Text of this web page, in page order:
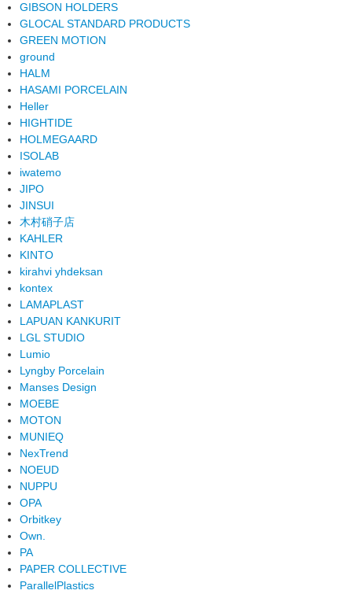
GIBSON HOLDERS
GLOCAL STANDARD PRODUCTS
GREEN MOTION
ground
HALM
HASAMI PORCELAIN
Heller
HIGHTIDE
HOLMEGAARD
ISOLAB
iwatemo
JIPO
JINSUI
木村硝子店
KAHLER
KINTO
kirahvi yhdeksan
kontex
LAMAPLAST
LAPUAN KANKURIT
LGL STUDIO
Lumio
Lyngby Porcelain
Manses Design
MOEBE
MOTON
MUNIEQ
NexTrend
NOEUD
NUPPU
OPA
Orbitkey
Own.
PA
PAPER COLLECTIVE
ParallelPlastics